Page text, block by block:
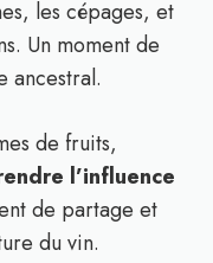
les cépages, et
Un moment de
ancestral.
de fruits,
l’influence
de partage et
du vin.